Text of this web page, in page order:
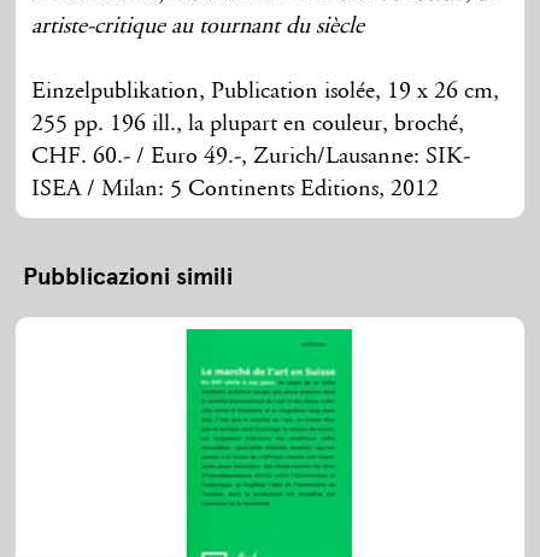
artiste-critique au tournant du siècle
Einzelpublikation, Publication isolée, 19 x 26 cm,
255 pp. 196 ill., la plupart en couleur, broché,
CHF. 60.- / Euro 49.-, Zurich/Lausanne: SIK-
ISEA / Milan: 5 Continents Editions, 2012
Pubblicazioni simili